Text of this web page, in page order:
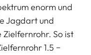
enorm und
Jagdart und
So ist
1.5 −